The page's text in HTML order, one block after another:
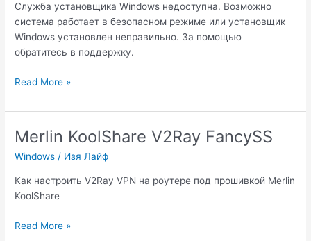
Служба установщика Windows недоступна. Возможно
система работает в безопасном режиме или установщик
Windows установлен неправильно. За помощью
обратитесь в поддержку.
Служба
Windows
Read More »
Merlin KoolShare V2Ray FancySS
Windows / Изя Лайф
Как настроить V2Ray VPN на роутере под прошивкой Merlin
KoolShare
Merlin
Read More »